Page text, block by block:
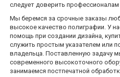
следует доверить
Мы беремся за срочные заказы
высокое качество полиграфии. У
помощь при создании дизайна,
служить простым указателем или
владельца. Поставленную задачу
современного высокоточного
занимаемся постпечатной